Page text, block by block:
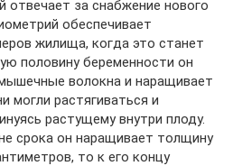
отвечает за снабжение нового
обеспечивает
жилища, когда это станет
половину беременности он
волокна и наращивает
могли растягиваться и
растущему внутри плоду.
срока он наращивает толщину
то к его концу